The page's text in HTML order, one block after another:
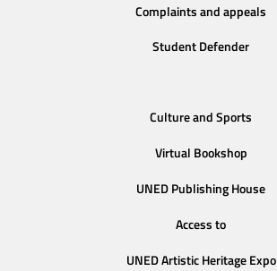
Complaints and appeals
Student Defender
Culture and Sports
Virtual Bookshop
UNED Publishing House
Access to
UNED Artistic Heritage Expo